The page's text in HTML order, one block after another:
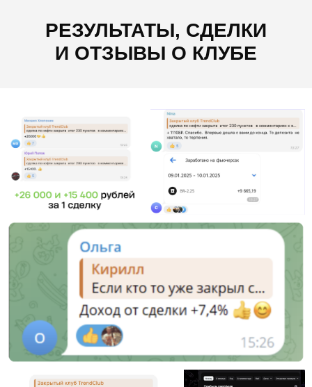
РЕЗУЛЬТАТЫ, СДЕЛКИ
И ОТЗЫВЫ О КЛУБЕ